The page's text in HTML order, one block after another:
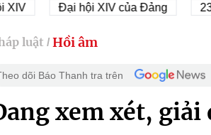
Đại hội XIV của Đảng 23/11/
luật / Hồi âm
dõi Báo Thanh tra trên
xem xét, giải